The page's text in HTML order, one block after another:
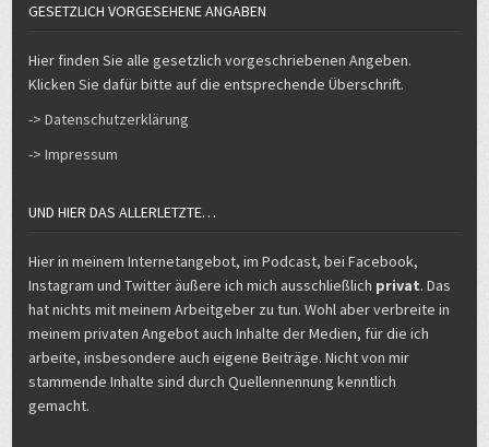
GESETZLICH VORGESEHENE ANGABEN
Hier finden Sie alle gesetzlich vorgeschriebenen Angeben.
Klicken Sie dafür bitte auf die entsprechende Überschrift.
-> Datenschutzerklärung
-> Impressum
UND HIER DAS ALLERLETZTE…
Hier in meinem Internetangebot, im Podcast, bei Facebook,
Instagram und Twitter äußere ich mich ausschließlich privat. Das
hat nichts mit meinem Arbeitgeber zu tun. Wohl aber verbreite in
meinem privaten Angebot auch Inhalte der Medien, für die ich
arbeite, insbesondere auch eigene Beiträge. Nicht von mir
stammende Inhalte sind durch Quellennennung kenntlich
gemacht.